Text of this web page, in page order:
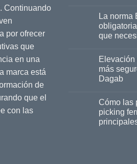
Continuando
por ofrecer
que
en una
marca está
de
que el
con las
La norma
que
más
Dagab
Cómo las
picking